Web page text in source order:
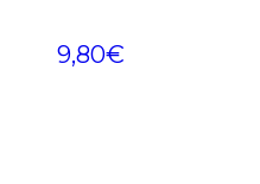
9,80€